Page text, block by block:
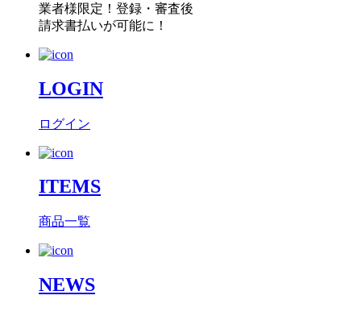
業者様限定！ 登録・審査後
請求書払いが可能に！
LOGIN
ログイン
ITEMS
商品一覧
NEWS